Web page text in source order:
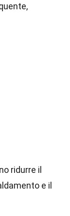
ridurre il
e il